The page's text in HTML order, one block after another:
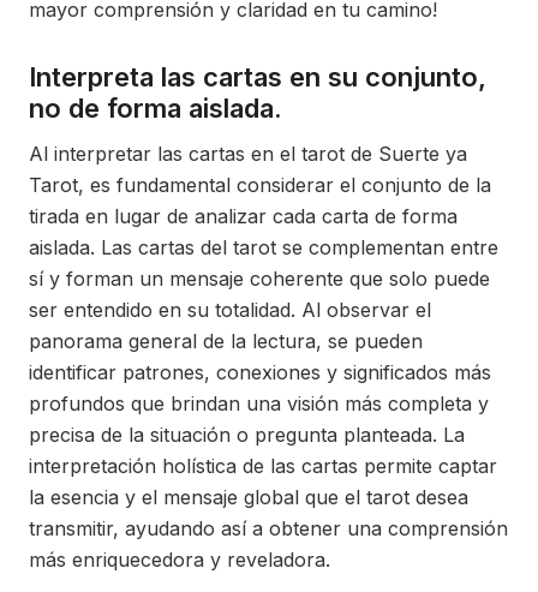
mayor comprensión y claridad en tu camino!
Interpreta las cartas en su conjunto,
no de forma aislada.
Al interpretar las cartas en el tarot de Suerte ya
Tarot, es fundamental considerar el conjunto de la
tirada en lugar de analizar cada carta de forma
aislada. Las cartas del tarot se complementan entre
sí y forman un mensaje coherente que solo puede
ser entendido en su totalidad. Al observar el
panorama general de la lectura, se pueden
identificar patrones, conexiones y significados más
profundos que brindan una visión más completa y
precisa de la situación o pregunta planteada. La
interpretación holística de las cartas permite captar
la esencia y el mensaje global que el tarot desea
transmitir, ayudando así a obtener una comprensión
más enriquecedora y reveladora.